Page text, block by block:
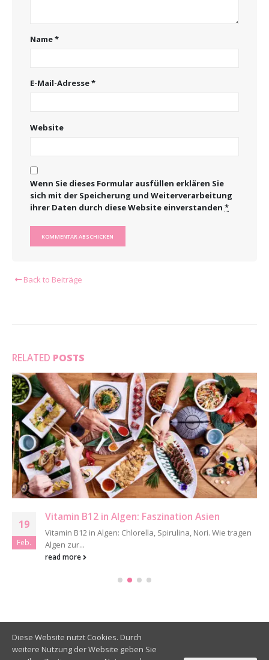
Name*
E-Mail-Adresse*
Website
Wenn Sie dieses Formular ausfüllen erklären Sie
sich mit der Speicherung und Weiterverarbeitung
ihrer Daten durch diese Website einverstanden *
Back to Beiträge
RELATED POSTS
24
Sep.
Vitamin B12: Wieso wir auf Fleisch verzichten
können
Vitamin B12 ist nicht nur in Fleisch sondern zur Vitamin-
B12-Versorgung können...
Diese Website nutzt Cookies. Durch
weitere Nutzung der Website geben Sie